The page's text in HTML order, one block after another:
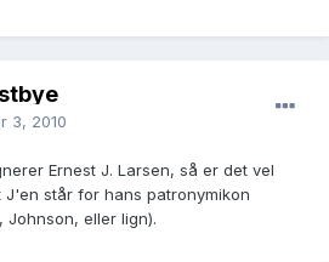
3, 2010
Ernest J. Larsen, så er det vel
står for hans patronymikon
Johnson, eller lign).